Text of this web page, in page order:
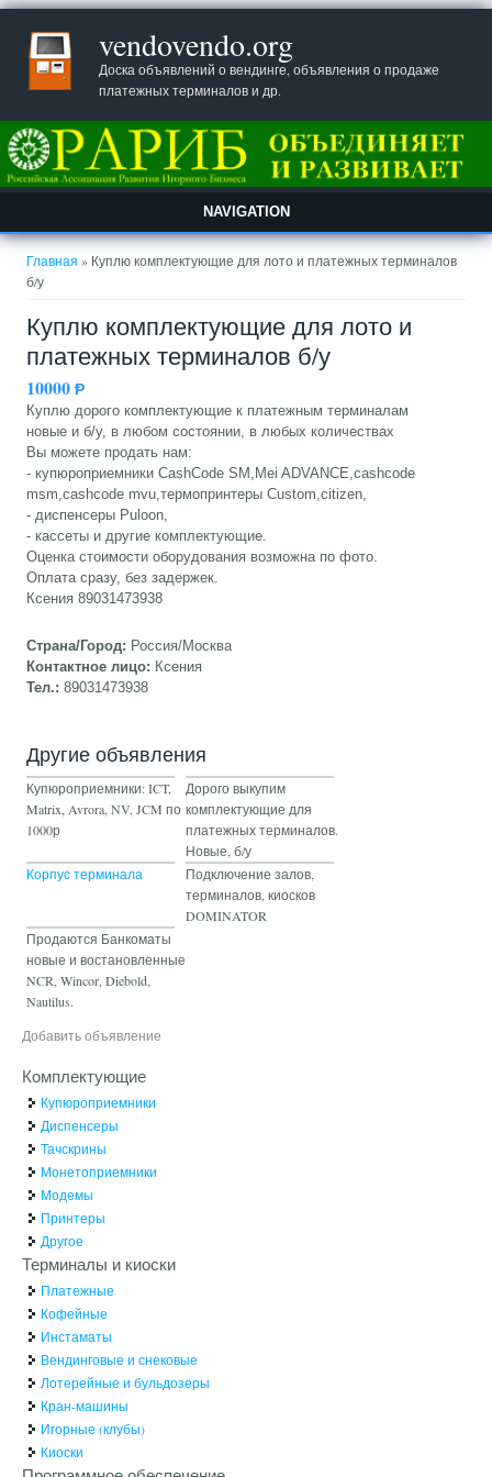
vendovendo.org
Доска объявлений о вендинге, объявления о продаже
платежных терминалов и др.
NAVIGATION
Вы здесь
Главная » Куплю комплектующие для лото и платежных терминалов
б/у
Куплю комплектующие для лото и
платежных терминалов б/у
10000Ᵽ
Куплю дорого комплектующие к платежным терминалам
новые и б/у, в любом состоянии, в любых количествах
Вы можете продать нам:
- купюроприемники CashCode SM,Mei ADVANCE,cashcode
msm,cashcode mvu,термопринтеры Custom,citizen,
- диспенсеры Puloon,
- кассеты и другие комплектующие.
Оценка стоимости оборудования возможна по фото.
Оплата сразу, без задержек.
Ксения ‎89031473938
Страна/Город: Россия/Москва
Контактное лицо: Ксения
Тел.:89031473938
Другие объявления
Купюроприемники: ICT,
Matrix, Avrora, NV, JCM по
1000р
Дорого выкупим
комплектующие для
платежных терминалов.
Новые, б/у
Корпус терминала
Подключение залов,
терминалов, киосков
DOMINATOR
Продаются Банкоматы
новые и востановленные
NCR, Wincor, Diebold,
Nautilus.
Добавить объявление
Комплектующие
Купюроприемники
Диспенсеры
Тачскрины
Монетоприемники
Модемы
Принтеры
Другое
Терминалы и киоски
Платежные
Кофейные
Инстаматы
Вендинговые и снековые
Лотерейные и бульдозеры
Кран-машины
Игорные (клубы)
Киоски